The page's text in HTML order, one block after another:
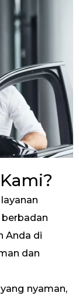
Anda di
dan
nyaman,